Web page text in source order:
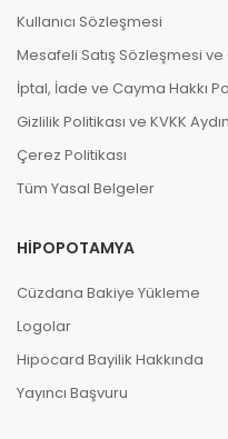
Kullanıcı Sözleşmesi
Mesafeli Satış Sözleşmesi
İptal, İade ve Cayma Hakkı
Gizlilik Politikası ve KVKK
Çerez Politikası
Tüm Yasal Belgeler
HIPOPOTAMYA
Cüzdana Bakiye Yükleme
Logolar
Hipocard Bayilik Hakkında
Yayıncı Başvuru